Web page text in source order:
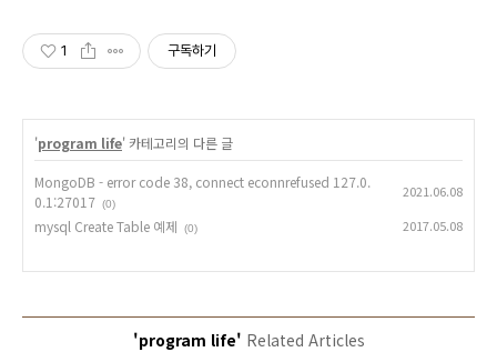
1 구독하기
'program life' 카테고리의 다른 글
MongoDB - error code 38, connect econnrefused 127.0.
0.1:27017 (0)
2021.06.08
mysql Create Table 예제 (0) 2017.05.08
'program life' Related Articles